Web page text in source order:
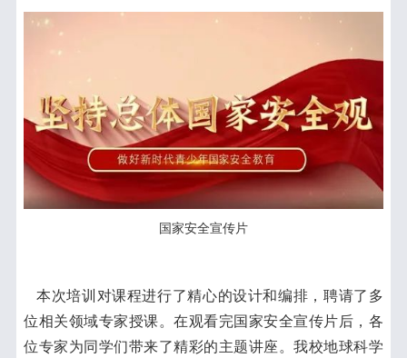
国家安全宣传片
本次培训对课程进行了精心的设计和编排，聘请了多
位相关领域专家授课。在观看完国家安全宣传片后，各
位专家为同学们带来了精彩的主题讲座。我校地球科学